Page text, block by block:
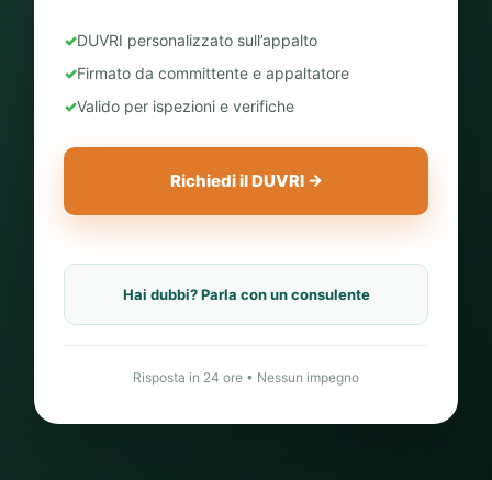
✓DUVRI personalizzato sull’appalto
✓Firmato da committente e appaltatore
✓Valido per ispezioni e verifiche
Richiedi il DUVRI →
Hai dubbi? Parla con un consulente
Risposta in 24 ore • Nessun impegno